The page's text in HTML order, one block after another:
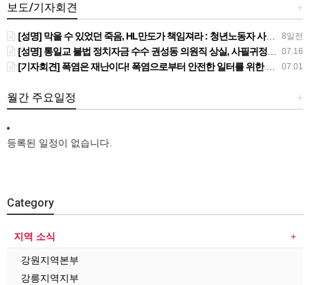
+
보도/기자회견
8일전
[성명] 막을 수 있었던 죽음, HL만도가 책임져라 : 청년노동자 사망사고의 철저한 진상규명과 재발방지 대책 마련하라
07.16
[성명] 통일교 불법 정치자금 수수 권성동 의원직 상실, 사필귀정이다
07.01
[기자회견] 폭염은 재난이다! 폭염으로부터 안전한 일터를 위한 민주노총 강원지역본부 폭염감시단 선포 기자회견
+
월간 주요일정
등록된 일정이 없습니다.
Category
지역 소식
강원지역본부
강릉지역지부